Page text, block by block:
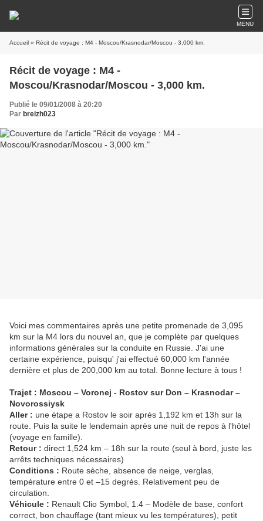
MENU
Accueil » Récit de voyage : M4 - Moscou/Krasnodar/Moscou - 3,000 km.
Récit de voyage : M4 -
Moscou/Krasnodar/Moscou - 3,000 km.
Publié le 09/01/2008 à 20:20
Par breizh023
Voici mes commentaires après une petite promenade de 3,095
km sur la M4 lors du nouvel an, que je complète par quelques
informations générales sur la conduite en Russie. J'ai une
certaine expérience, puisqu' j'ai effectué 60,000 km l'année
dernière et plus de 200,000 km au total. Bonne lecture à tous !
Trajet : Moscou – Voronej - Rostov sur Don – Krasnodar –
Novorossiysk
Aller : une étape a Rostov le soir après 1,192 km et 13h sur la
route. Puis la suite le lendemain après une nuit de repos à l'hôtel
(voyage en famille).
Retour : direct 1,524 km – 18h sur la route (seul à bord, juste les
arrêts techniques nécessaires)
Conditions : Route sèche, absence de neige, verglas,
température entre 0 et –15 degrés. Relativement peu de
circulation.
Véhicule : Renault Clio Symbol, 1.4 – Modèle de base, confort
correct, bon chauffage (tant mieux vu les températures), petit